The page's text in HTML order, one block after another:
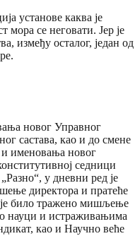
установе каква је
се неговати. Јер је
између осталог, један од
новог Управног
састава, као и до смене
именовања новог
седници
у дневни ред је
директора и пратеће
било тражено мишљење
науци и истраживањима
као и Научно веће